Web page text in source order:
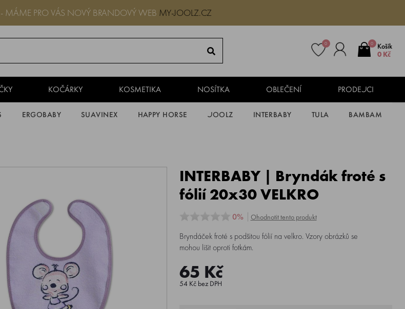
MÁME PRO VÁS NOVÝ BRANDOVÝ WEB MY-JOOLZ.CZ
0
Košík
0 Kč
0
KOČÁRKY KOSMETIKA NOSÍTKA OBLEČENÍ PRODEJCI
ERGOBABY SUAVINEX HAPPY HORSE JOOLZ INTERBABY TULA BAMBAM
INTERBABY | Bryndák froté s
fólií 20x30 VELKRO
0% Ohodnotit tento produkt
Bryndáček froté s podšitou fólií na velkro. Vzory obrázků se
mohou lišit oproti fotkám.
65 Kč
54 Kč bez DPH